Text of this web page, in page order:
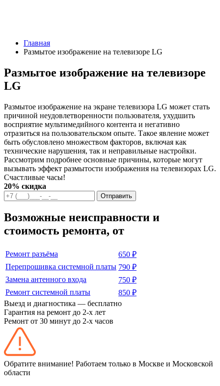
Главная
Размытое изображение на телевизоре LG
Размытое изображение на телевизоре
LG
Размытое изображение на экране телевизора LG может стать
причиной неудовлетворенности пользователя, ухудшить
восприятие мультимедийного контента и негативно
отразиться на пользовательском опыте. Такое явление может
быть обусловлено множеством факторов, включая как
технические нарушения, так и неправильные настройки.
Рассмотрим подробнее основные причины, которые могут
вызывать эффект размытости изображения на телевизорах LG.
Счастливые часы!
20% скидка
Отправить
Возможные неисправности и
стоимость ремонта, от
Ремонт разъёма
650 ₽
Перепрошивка системной платы 790 ₽
Замена антенного входа
750 ₽
Ремонт системной платы
850 ₽
Выезд и диагностика — бесплатно
Гарантия на ремонт до 2-х лет
Ремонт от 30 минут до 2-х часов
Обратите внимание! Работаем только в Москве и Московской
области